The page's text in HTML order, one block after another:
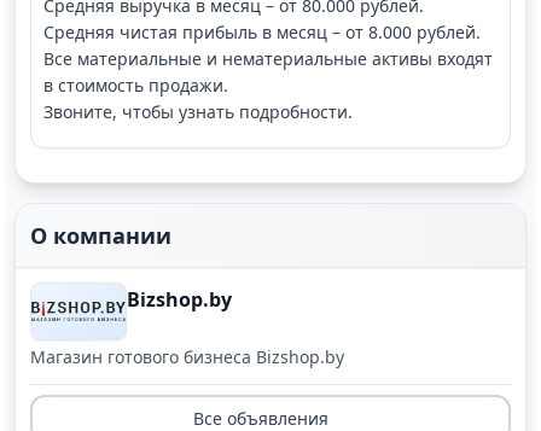
Средняя выручка в месяц – от 80.000 рублей.
Средняя чистая прибыль в месяц – от 8.000 рублей.
Все материальные и нематериальные активы входят
в стоимость продажи.
Звоните, чтобы узнать подробности.
О компании
Bizshop.by
Магазин готового бизнеса Bizshop.by
Все объявления